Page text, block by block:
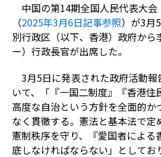
中国の第14期全国人民代表大
（2025年3月6日記事参照）が3月
別行政区（以下、香港）政府から
ー）行政長官が出席した。
3月5日に発表された政府活動
いて、「『一国二制度』『香港住
高度な自治という方針を全面的か
なく貫徹する。憲法と基本法で定
憲制秩序を守り、『愛国者による
底しなければならない」としてお